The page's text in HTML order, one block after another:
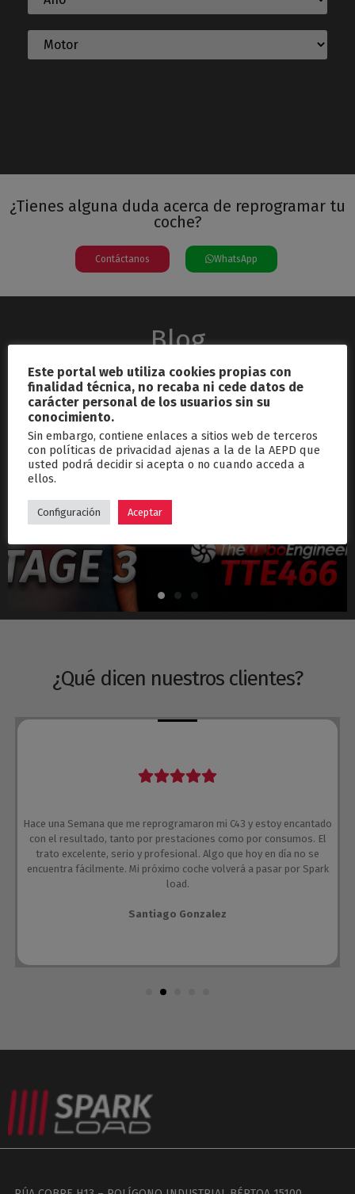
¿Tienes alguna duda acerca de reprogramar tu
coche?
Contáctanos WhatsApp
Blog
septiembre 26, 2024
Hyundai i30N Stage 3 – Turbo TTE466
¿Qué dicen nuestros clientes?
Hace una Semana que me reprogramaron mi C43 y estoy encantado
con el resultado, tanto por prestaciones como por consumos. El
trato excelente, serio y profesional. Algo que hoy en día no se
encuentra fácilmente. Mi próximo coche volverá a pasar por Spark
load.
Santiago Gonzalez
Este portal web utiliza cookies propias con
finalidad técnica, no recaba ni cede datos de
carácter personal de los usuarios sin su
conocimiento.
Sin embargo, contiene enlaces a sitios web de terceros
con políticas de privacidad ajenas a la de la AEPD que
usted podrá decidir si acepta o no cuando acceda a
ellos.
Configuración Aceptar